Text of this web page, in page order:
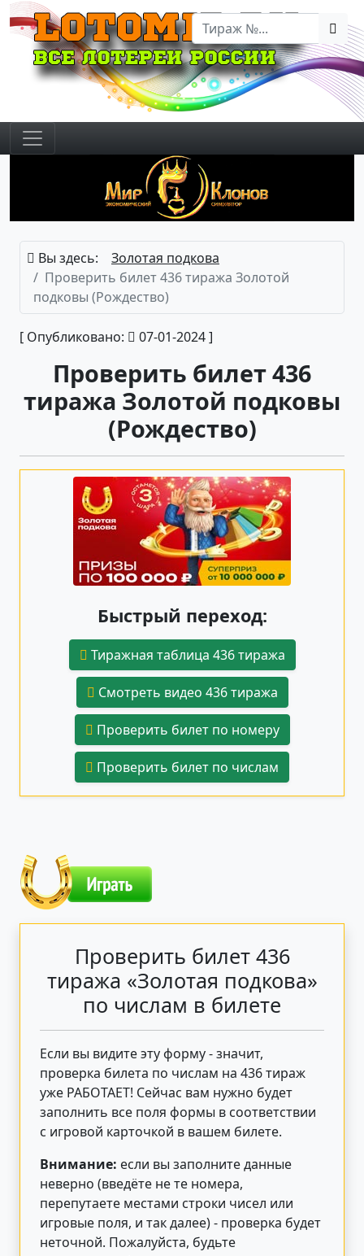
Вы здесь:
Золотая подкова
Проверить билет 436 тиража Золотой
подковы (Рождество)
[ Опубликовано: 07-01-2024 ]
Проверить билет 436
тиража Золотой подковы
(Рождество)
Быстрый переход:
Тиражная таблица 436 тиража
Смотреть видео 436 тиража
Проверить билет по номеру
Проверить билет по числам
Проверить билет 436
тиража «Золотая подкова»
по числам в билете
Если вы видите эту форму - значит,
проверка билета по числам на 436 тираж
уже РАБОТАЕТ! Сейчас вам нужно будет
заполнить все поля формы в соответствии
с игровой карточкой в вашем билете.
Внимание: если вы заполните данные
неверно (введёте не те номера,
перепутаете местами строки чисел или
игровые поля, и так далее) - проверка будет
неточной. Пожалуйста, будьте